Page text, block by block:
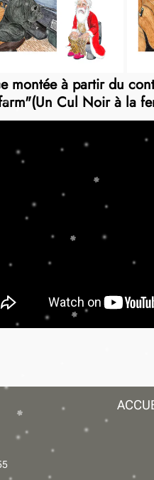
montée à partir du
Cul Noir à la